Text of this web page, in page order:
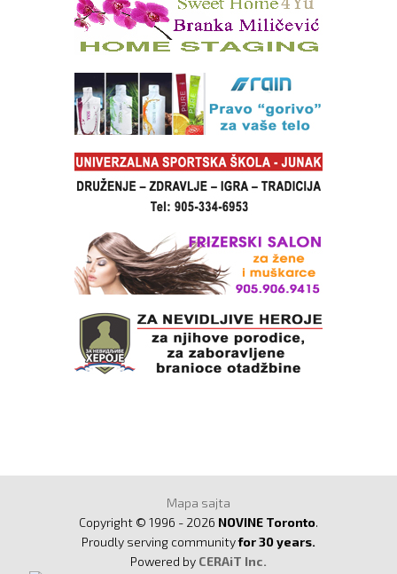
Mapa sajta
Copyright © 1996 - 2026 NOVINE Toronto.
Proudly serving communityfor 30 years.
Powered by CERAiT Inc.